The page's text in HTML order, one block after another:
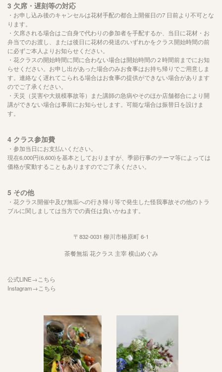
3 欠席・遅刻等の対応
・お申し込み後のキャンセルは花材手配の都合上開催日の7 日前より不可とな
ります。
・欠席される場合はご自身で代わりの参加者を手配するか、当日に花材・お
弁当でのお渡し、または後日に花材の発送のいずれかをクラス開始時間の前
に必ずご本人よりお知らせください。
・花クラスの開始時間に間に合わない場合は開始時間の２時間前までにお知
らせください。お申し出があった場合のみお食事はお持ち帰りでご用意しま
す。連絡なく遅れてこられる場合はお食事の提供ができない場合があります
のでご了承ください。
・天災（災害や大規模事故等）また講師の急病やそのほか店舗都合により開
講ができない場合は事前にお知らせします。可能な場合は振替日を設けま
す。
4 クラス参加費
・参加当日にお支払いください。
現在6,000円(6,600)を基本としておりますが、季節行事のテーマ等によっては
価格が変動することもありますのでご了承ください。
5 その他
・花クラス開催中及び無垢への行き帰り等で発生した怪我事故その他のトラ
ブルに関しましては当方での責任は負いかねます。
〒832-0031 柳川市椿原町6-1
茶餐無垢 花クラス 主宰 横山めぐみ
公式LINE→ こちら
Instagram→ こちら